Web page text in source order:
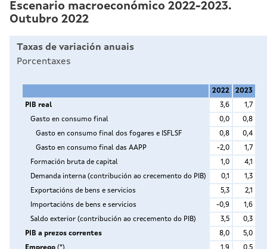
Escenario macroeconómico 2022-2023.
Outubro 2022
Taxas de variación anuais
Porcentaxes